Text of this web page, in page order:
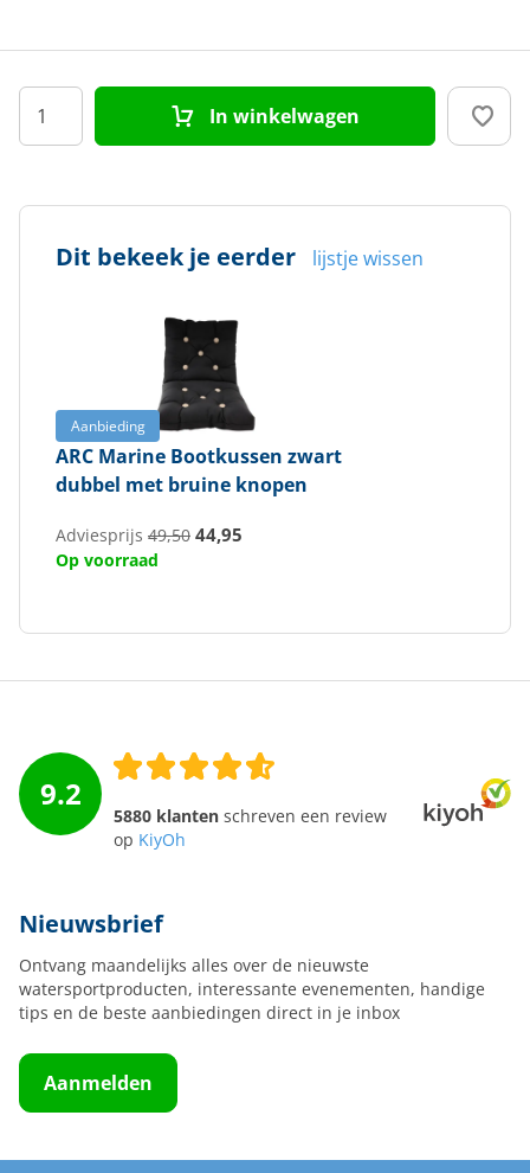
In winkelwagen
Dit bekeek je eerder lijstje wissen
Aanbieding
ARC Marine Bootkussen zwart
dubbel met bruine knopen
Adviesprijs 49,50 44,95
Op voorraad
9.2
5880 klanten schreven een review
op KiyOh
Nieuwsbrief
Ontvang maandelijks alles over de nieuwste
watersportproducten, interessante evenementen, handige
tips en de beste aanbiedingen direct in je inbox
Aanmelden